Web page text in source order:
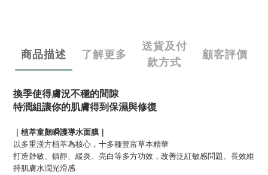
商品描述 了解更多
送貨及付
款方式
顧客評價
換季使得膚況不穩的間隙
特潤組讓你的肌膚得到保濕與修復
｜植萃童顏瞬護導水面膜｜
以多重漢方植萃為核心，十多種豐富草本精華
打造舒敏、鎮靜、緩炎、亮白等多方功效，改善泛紅敏感問題、長效維
持肌膚水潤光滑感